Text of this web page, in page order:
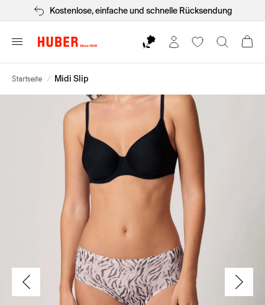
Kostenlose, einfache und schnelle Rücksendung
Startseite / Midi Slip